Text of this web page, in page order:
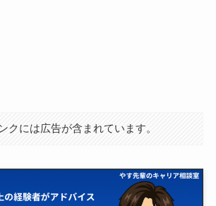
クには広告が含まれています。